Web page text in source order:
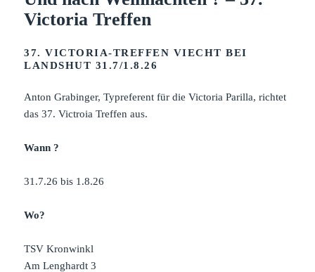
Victoria Treffen
37. VICTORIA-TREFFEN VIECHT BEI
LANDSHUT 31.7/1.8.26
Anton Grabinger, Typreferent für die Victoria Parilla, richtet
das 37. Victroia Treffen aus.
Wann ?
31.7.26 bis 1.8.26
Wo?
TSV Kronwinkl
Am Lenghardt 3